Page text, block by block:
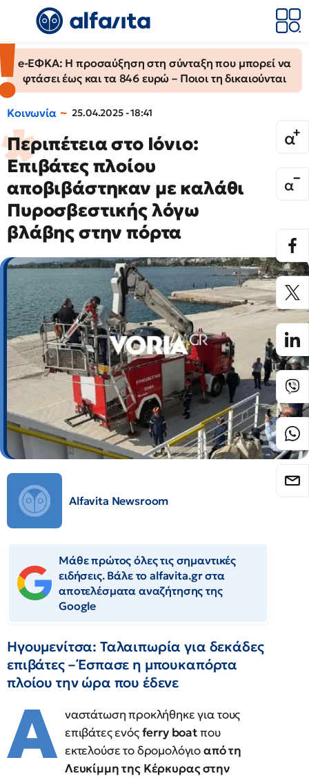
e-ΕΦΚΑ: Η προσαύξηση στη σύνταξη που μπορεί να
φτάσει έως και τα 846 ευρώ – Ποιοι τη δικαιούνται
Κοινωνία 25.04.2025 - 18:41
Περιπέτεια στο Ιόνιο:
Επιβάτες πλοίου
αποβιβάστηκαν με καλάθι
Πυροσβεστικής λόγω
βλάβης στην πόρτα
Alfavita Newsroom
Μάθε πρώτος όλες τις σημαντικές
ειδήσεις. Βάλε το alfavita.gr στα
αποτελέσματα αναζήτησης της
Google
Ηγουμενίτσα: Ταλαιπωρία για δεκάδες
επιβάτες – Έσπασε η μπουκαπόρτα
πλοίου την ώρα που έδενε
Α ναστάτωση προκλήθηκε για τους
επιβάτες ενόςferry boatπου
εκτελούσε το δρομολόγιοαπό τη
Λευκίμμη της Κέρκυρας στην